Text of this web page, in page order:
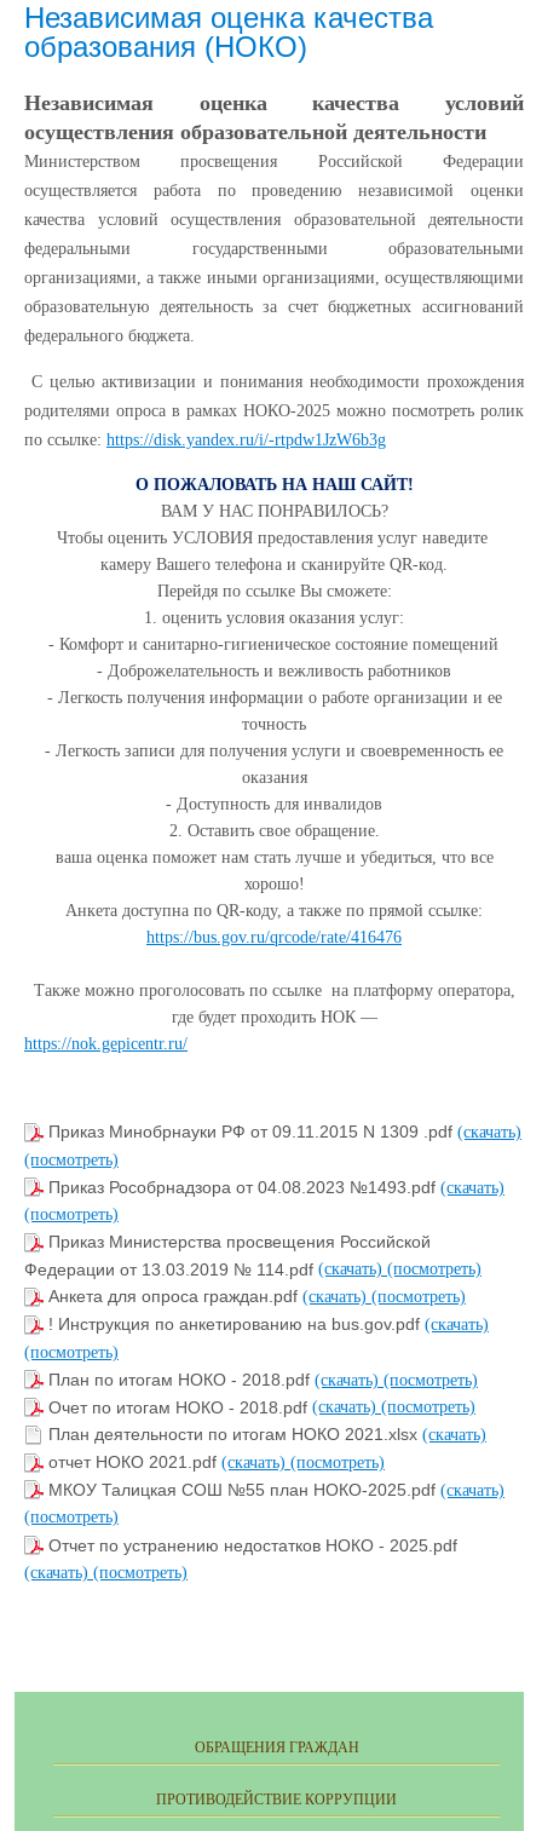
Независимая оценка качества
образования (НОКО)
Независимая оценка качества условий
осуществления образовательной деятельности
Министерством просвещения Российской Федерации
осуществляется работа по проведению независимой оценки
качества условий осуществления образовательной деятельности
федеральными государственными образовательными
организациями, а также иными организациями, осуществляющими
образовательную деятельность за счет бюджетных ассигнований
федерального бюджета.
С целью активизации и понимания необходимости прохождения
родителями опроса в рамках НОКО-2025 можно посмотреть ролик
по ссылке: https://disk.yandex.ru/i/-rtpdw1JzW6b3g
О ПОЖАЛОВАТЬ НА НАШ САЙТ!
ВАМ У НАС ПОНРАВИЛОСЬ?
Чтобы оценить УСЛОВИЯ предоставления услуг наведите
камеру Вашего телефона и сканируйте QR-код.
Перейдя по ссылке Вы сможете:
1. оценить условия оказания услуг:
- Комфорт и санитарно-гигиеническое состояние помещений
- Доброжелательность и вежливость работников
- Легкость получения информации о работе организации и ее
точность
- Легкость записи для получения услуги и своевременность ее
оказания
- Доступность для инвалидов
2. Оставить свое обращение.
ваша оценка поможет нам стать лучше и убедиться, что все
хорошо!
Анкета доступна по QR-коду, а также по прямой ссылке:
https://bus.gov.ru/qrcode/rate/416476
Также можно проголосовать по ссылке на платформу оператора,
где будет проходить НОК —
https://nok.gepicentr.ru/
Приказ Минобрнауки РФ от 09.11.2015 N 1309 .pdf (скачать)
(посмотреть)
Приказ Рособрнадзора от 04.08.2023 №1493.pdf (скачать)
(посмотреть)
Приказ Министерства просвещения Российской
Федерации от 13.03.2019 № 114.pdf (скачать) (посмотреть)
Анкета для опроса граждан.pdf (скачать) (посмотреть)
! Инструкция по анкетированию на bus.gov.pdf (скачать)
(посмотреть)
План по итогам НОКО - 2018.pdf (скачать) (посмотреть)
Очет по итогам НОКО - 2018.pdf (скачать) (посмотреть)
План деятельности по итогам НОКО 2021.xlsx (скачать)
отчет НОКО 2021.pdf (скачать) (посмотреть)
МКОУ Талицкая СОШ №55 план НОКО-2025.pdf (скачать)
(посмотреть)
Отчет по устранению недостатков НОКО - 2025.pdf
(скачать) (посмотреть)
ОБРАЩЕНИЯ ГРАЖДАН
ПРОТИВОДЕЙСТВИЕ КОРРУПЦИИ